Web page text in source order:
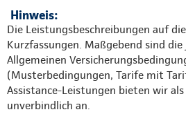
Hinweis:
Die Leistungsbeschreibungen auf
Kurzfassungen. Maßgebend sind
Allgemeinen
(Musterbedingungen, Tarife mit
Assistance-Leistungen bieten wir
unverbindlich an.